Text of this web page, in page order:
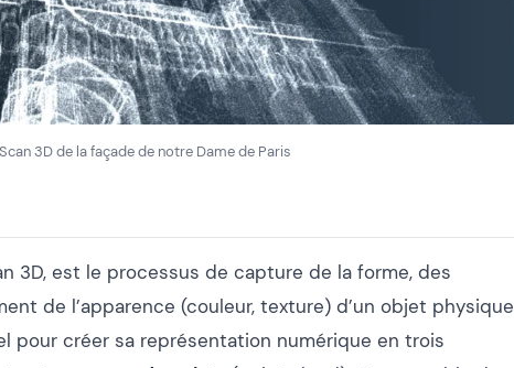
Scan 3D de la façade de notre Dame de Paris
3D, est le processus de capture de la forme, des
de l’apparence (couleur, texture) d’un objet physique
pour créer sa représentation numérique en trois